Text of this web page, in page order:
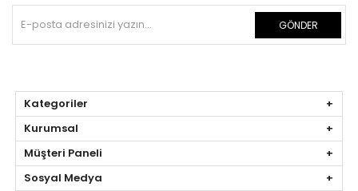
GÖNDER
Kategoriler
Kurumsal
Müşteri Paneli
Sosyal Medya